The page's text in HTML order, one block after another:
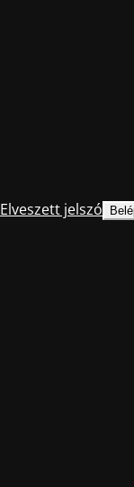
Elveszett jelszó